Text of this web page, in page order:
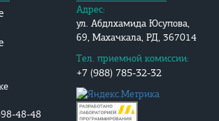
48-48
Адрес:
ул. Абдлхамида Юсупова,
69, Махачкала, РД, 367014
Тел. приемной комиссии:
+7 (988) 785-32-32